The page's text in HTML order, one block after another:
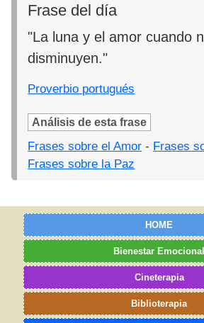
Frase del día
"La luna y el amor cuando
disminuyen."
Proverbio portugués
Análisis de esta frase
Frases sobre el Amor - Frases
Frases sobre la Paz
HOME
Bienestar Emocional
Cineterapia
Biblioterapia